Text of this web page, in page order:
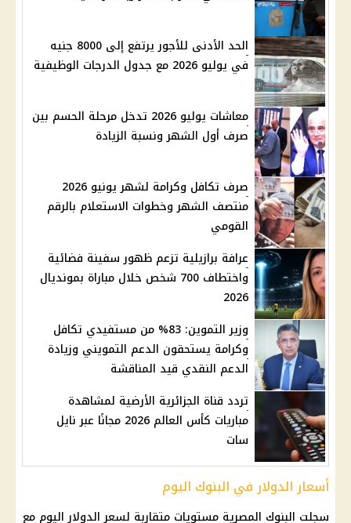
الحد الأدنى للأجور يرتفع إلى 8000 جنيه
في يوليو 2026 مع جدول الدرجات الوظيفية
معاشات يوليو 2026 تدخل مرحلة الحسم بين
صرف أول الشهر ونسبة الزيادة
صرف تكافل وكرامة لشهر يونيو 2026
منتصف الشهر وخطوات الاستعلام بالرقم
القومي
عرافة برازيلية تزعم ظهور سفينة فضائية
واختطاف 700 شخص خلال مباراة بمونديال
2026
وزير التموين: 83% من مستفيدي تكافل
وكرامة يستحقون الدعم التمويني وزيادة
الدعم النقدي قيد المناقشة
تردد قناة الجزائرية الأرضية لمشاهدة
مباريات كأس العالم 2026 مجانًا عبر نايل
سات
أسعار الدولار في البنوك اليوم
سجلت البنوك المصرية مستويات متقاربة لسعرالدولاراليوم مع